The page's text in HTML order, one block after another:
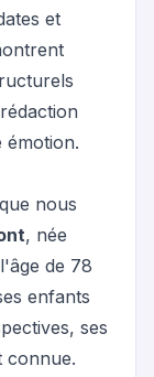
et
émotion.
nous
, née
de 78
enfants
ses
connue.